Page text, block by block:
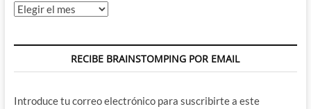
Archivos
RECIBE BRAINSTOMPING POR EMAIL
Introduce tu correo electrónico para suscribirte a este